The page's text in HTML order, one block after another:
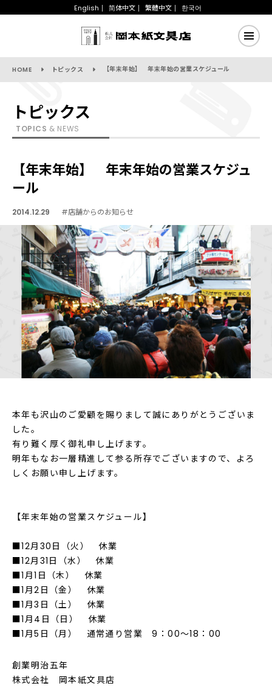
English 简体中文 繁體中文 한국어
HOME トピックス 【年末年始】 年末年始の営業スケジュール
トピックス
TOPICS & NEWS
【年末年始】 年末年始の営業スケジュ
ール
2014.12.29 #店舗からのお知らせ
本年も沢山のご愛顧を賜りまして誠にありがとうございま
した。
有り難く厚く御礼申し上げます。
明年もなお一層精進して参る所存でございますので、よろ
しくお願い申し上げます。
【年末年始の営業スケジュール】
■12月30日（火） 休業
■12月31日（水） 休業
■1月1日（木） 休業
■1月2日（金） 休業
■1月3日（土） 休業
■1月4日（日） 休業
■1月5日（月） 通常通り営業 9：00～18：00
創業明治五年
株式会社 岡本紙文具店